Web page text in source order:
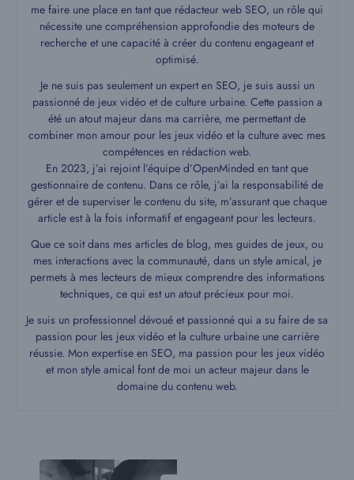
me faire une place en tant que rédacteur web SEO, un rôle qui
nécessite une compréhension approfondie des moteurs de
recherche et une capacité à créer du contenu engageant et
optimisé.
Je ne suis pas seulement un expert en SEO, je suis aussi un
passionné de jeux vidéo et de culture urbaine. Cette passion a
été un atout majeur dans ma carrière, me permettant de
combiner mon amour pour les jeux vidéo et la culture avec mes
compétences en rédaction web.
En 2023, j’ai rejoint l’équipe d’OpenMinded en tant que
gestionnaire de contenu. Dans ce rôle, j’ai la responsabilité de
gérer et de superviser le contenu du site, m’assurant que chaque
article est à la fois informatif et engageant pour les lecteurs.
Que ce soit dans mes articles de blog, mes guides de jeux, ou
mes interactions avec la communauté, dans un style amical, je
permets à mes lecteurs de mieux comprendre des informations
techniques, ce qui est un atout précieux pour moi.
Je suis un professionnel dévoué et passionné qui a su faire de sa
passion pour les jeux vidéo et la culture urbaine une carrière
réussie. Mon expertise en SEO, ma passion pour les jeux vidéo
et mon style amical font de moi un acteur majeur dans le
domaine du contenu web.